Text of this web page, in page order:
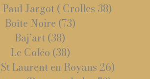
Paul Jargot ( Crolles 38)
Boîte Noire (73)
Baj’art (38)
Le Coléo (38)
Laurent en Royans 26)